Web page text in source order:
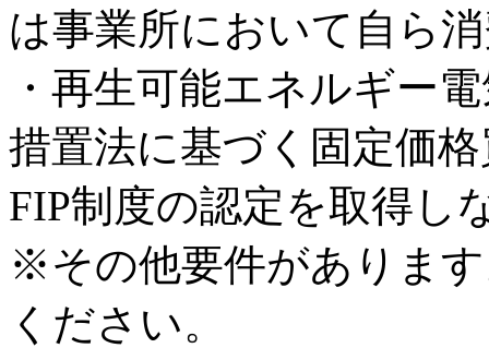
は事業所において自ら
・再生可能エネルギー
措置法に基づく固定価
FIP制度の認定を取得
※その他要件がありま
ください。